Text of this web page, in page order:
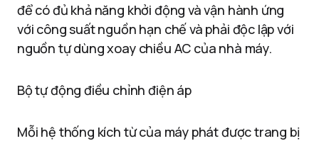
để có đủ khả năng khởi động và vận hành ứng
với công suất nguồn hạn chế và phải độc lập với
nguồn tự dùng xoay chiều AC của nhà máy.
Bộ tự động điều chỉnh điện áp
Mỗi hệ thống kích từ của máy phát được trang bị